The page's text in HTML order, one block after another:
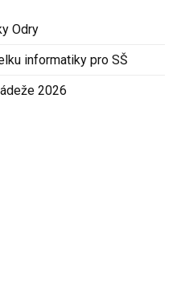
Odry
informatiky pro SŠ
2026